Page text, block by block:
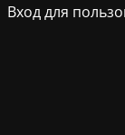
Вход для